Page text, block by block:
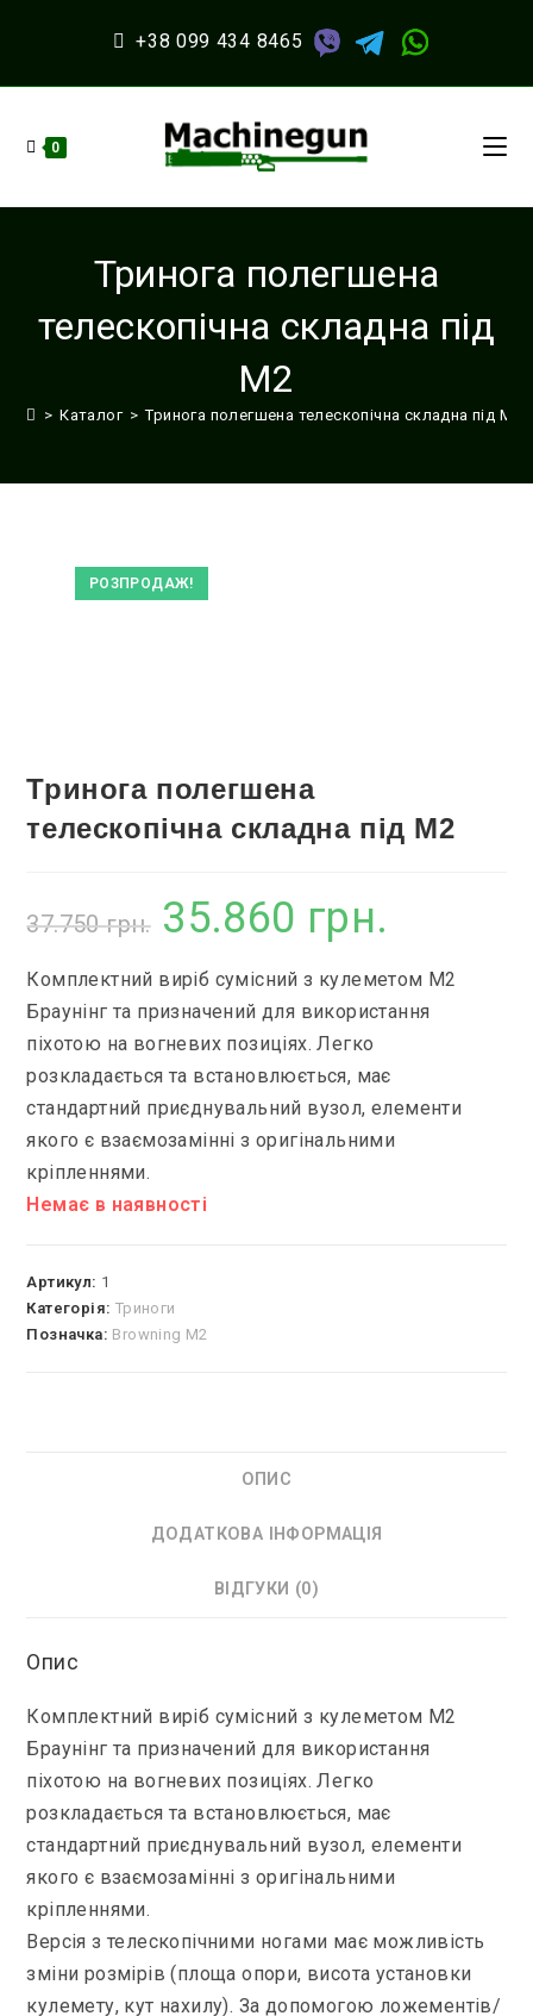
+38 099 434 8465
0
Тринога полегшена
телескопічна складна під
M2
> Каталог > Тринога полегшена телескопічна складна під M2
РОЗПРОДАЖ!
Тринога полегшена
телескопічна складна під M2
37.750грн.
Оригінальна
ціна:
37.750 грн..
35.860 грн.
Комплектний виріб сумісний з кулеметом М2
Браунінг та призначений для використання
піхотою на вогневих позиціях. Легко
розкладається та встановлюється, має
стандартний приєднувальний вузол, елементи
якого є взаємозамінні з оригінальними
кріпленнями.
Немає в наявності
Артикул: 1
Категорія: Триноги
Позначка: Browning M2
ОПИС
ДОДАТКОВА ІНФОРМАЦІЯ
ВІДГУКИ (0)
Опис
Комплектний виріб сумісний з кулеметом М2
Браунінг та призначений для використання
піхотою на вогневих позиціях. Легко
розкладається та встановлюється, має
стандартний приєднувальний вузол, елементи
якого є взаємозамінні з оригінальними
кріпленнями.
Версія з телескопічними ногами має можливість
зміни розмірів (площа опори, висота установки
кулемету, кут нахилу). За допомогою ложементів/